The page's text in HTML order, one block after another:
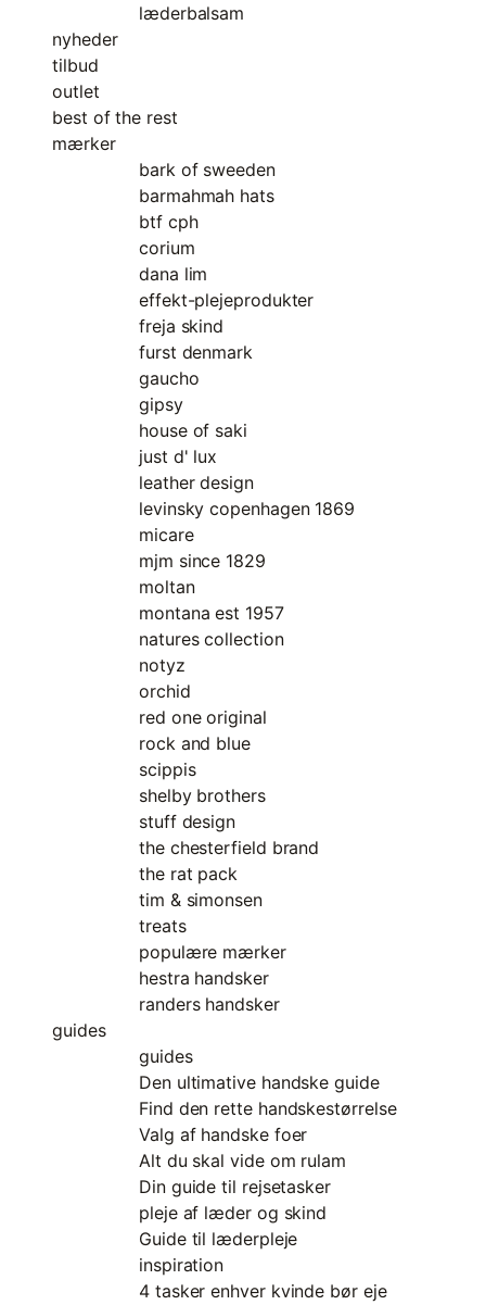
læderbalsam
nyheder
tilbud
outlet
best of the rest
mærker
bark of sweeden
barmahmah hats
btf cph
corium
dana lim
effekt-plejeprodukter
freja skind
furst denmark
gaucho
gipsy
house of saki
just d' lux
leather design
levinsky copenhagen 1869
micare
mjm since 1829
moltan
montana est 1957
natures collection
notyz
orchid
red one original
rock and blue
scippis
shelby brothers
stuff design
the chesterfield brand
the rat pack
tim & simonsen
treats
populære mærker
hestra handsker
randers handsker
guides
guides
Den ultimative handske guide
Find den rette handskestørrelse
Valg af handske foer
Alt du skal vide om rulam
Din guide til rejsetasker
pleje af læder og skind
Guide til læderpleje
inspiration
4 tasker enhver kvinde bør eje